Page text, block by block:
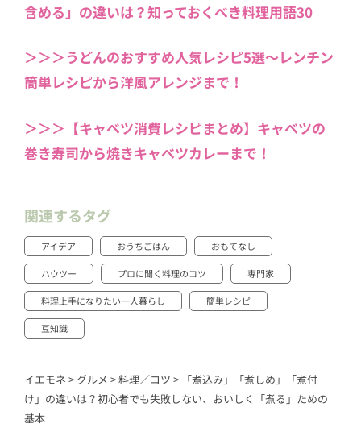
含める」の違いは？知っておくべき料理用語30
＞＞＞うどんのおすすめ人気レシピ5選〜レンチン
簡単レシピから洋風アレンジまで！
＞＞＞【キャベツ消費レシピまとめ】キャベツの
巻き寿司から焼きキャベツカレーまで！
関連するタグ
アイデア おうちごはん おもてなし
ハウツー プロに聞く料理のコツ 専門家
料理上手になりたい一人暮らし 簡単レシピ
豆知識
イエモネ > グルメ >料理／コツ > 「煮込み」「煮しめ」「煮付
け」の違いは？初心者でも失敗しない、おいしく「煮る」ための
基本